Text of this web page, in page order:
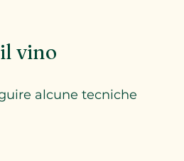
vino
alcune tecniche